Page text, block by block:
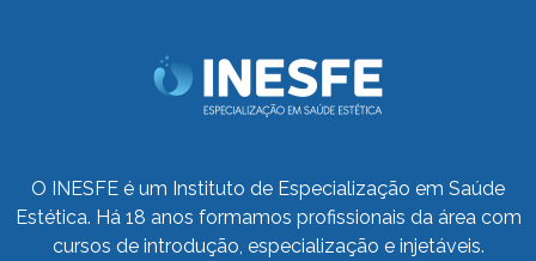
O INESFE é um Instituto de Especialização em Saúde
Estética. Há 18 anos formamos profissionais da área com
cursos de introdução, especialização e injetáveis.